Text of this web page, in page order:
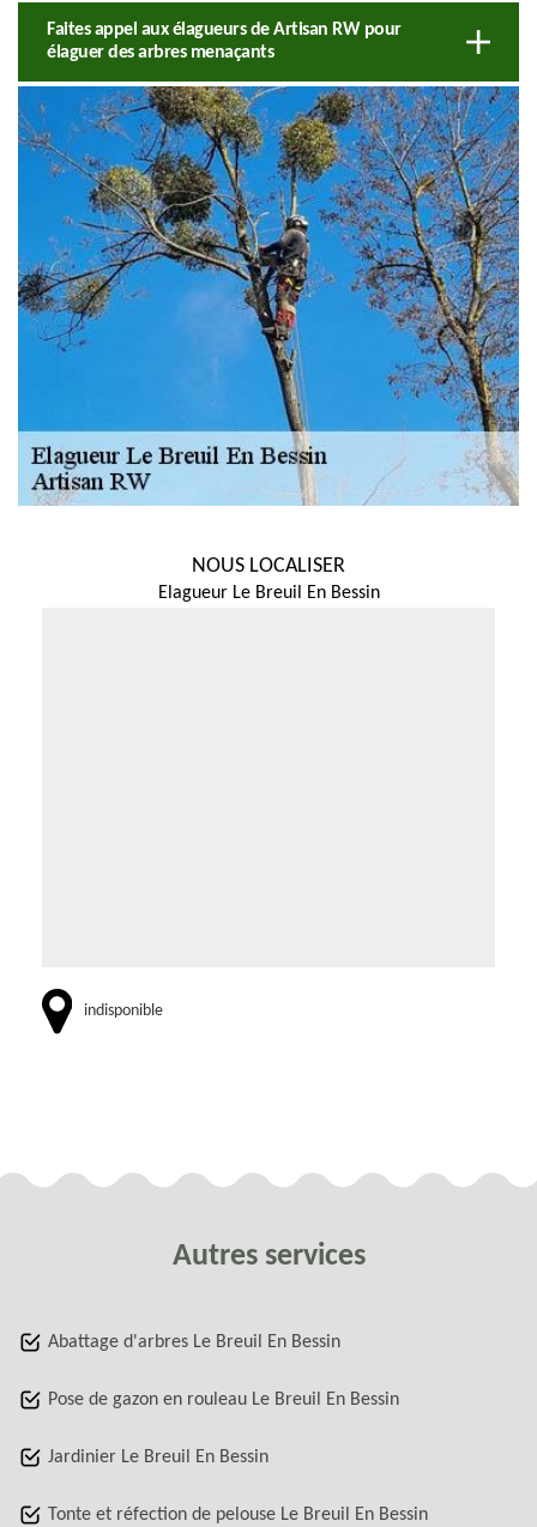
Faites appel aux élagueurs de Artisan RW pour
élaguer des arbres menaçants
NOUS LOCALISER
Elagueur Le Breuil En Bessin
indisponible
Autres services
Abattage d'arbres Le Breuil En Bessin
Pose de gazon en rouleau Le Breuil En Bessin
Jardinier Le Breuil En Bessin
Tonte et réfection de pelouse Le Breuil En Bessin